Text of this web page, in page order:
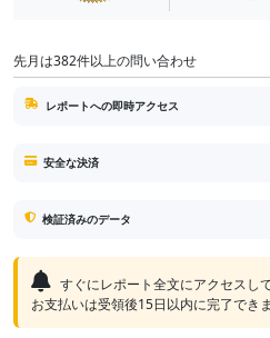
先月は382件以上の問い合わせ
レポートへの即時アクセス
安全な決済
検証済みのデータ
すぐにレポート全文にアクセスし
お支払いは受領後15日以内に完了できま